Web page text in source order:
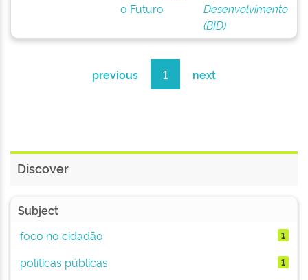
o Futuro
Desenvolvimento
(BID)
previous 1 next
Discover
Subject
foco no cidadão
1
políticas públicas 1